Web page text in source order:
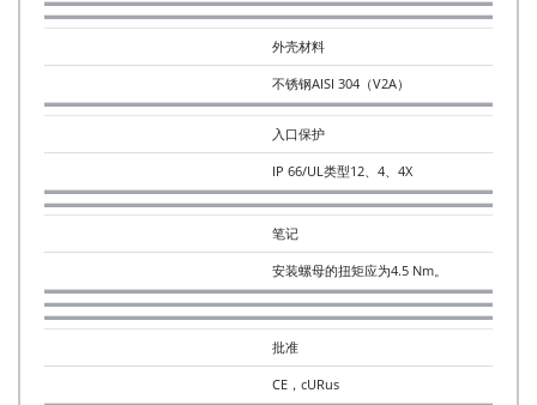
外壳材料
不锈钢AISI 304（V2A）
入口保护
IP 66/UL类型12、4、4X
笔记
安装螺母的扭矩应为4.5 Nm。
批准
CE，cURus